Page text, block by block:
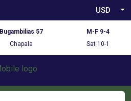
USD
Bugambilias 57
Chapala
M-F 9-4
Sat 10-1